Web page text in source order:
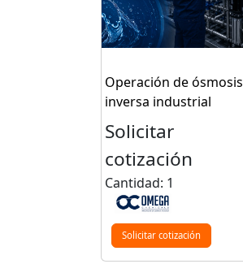
Operación de ósmosis
inversa industrial
Solicitar
cotización
Cantidad: 1
Solicitar cotización